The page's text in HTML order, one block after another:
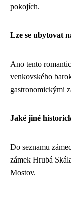
pokojích.
Lze se ubytovat
Ano tento
venkovského
gastronomickými
Jaké jiné
Do seznamu
zámek Hrubá
Mostov.